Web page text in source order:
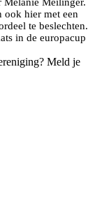
ook hier met een
te beslechten.
in de europacup
Meld je